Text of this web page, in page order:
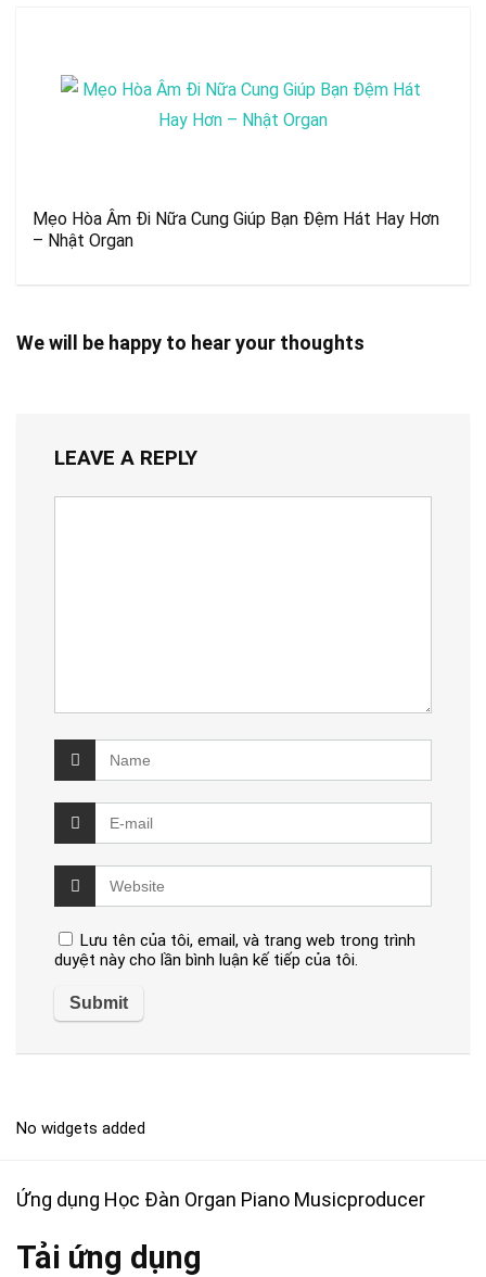
Mẹo Hòa Âm Đi Nữa Cung Giúp Bạn Đệm Hát Hay Hơn
– Nhật Organ
We will be happy to hear your thoughts
LEAVE A REPLY
Lưu tên của tôi, email, và trang web trong trình
duyệt này cho lần bình luận kế tiếp của tôi.
No widgets added
Ứng dụng Học Đàn Organ Piano Musicproducer
Tải ứng dụng